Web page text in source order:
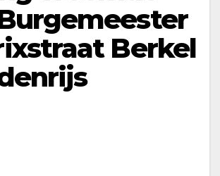
Berkel